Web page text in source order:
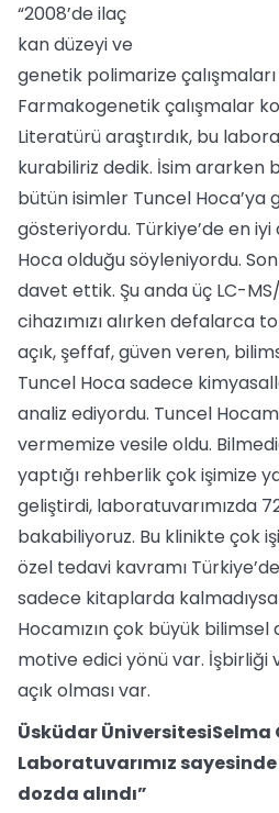
“2008’de ilaç
kan düzeyi ve
genetik polimarize çalışmaları
Farmakogenetik çalışmalar
Literatürü araştırdık, bu
kurabiliriz dedik. İsim ararken
bütün isimler Tuncel Hoca’ya
gösteriyordu. Türkiye’de en
Hoca olduğu söyleniyordu.
davet ettik. Şu anda üç LC-
cihazımızı alırken defalarca
açık, şeffaf, güven veren,
Tuncel Hoca sadece
analiz ediyordu. Tuncel
vermemize vesile oldu.
yaptığı rehberlik çok işimize
geliştirdi, laboratuvarımızda
bakabiliyoruz. Bu klinikte çok
özel tedavi kavramı
sadece kitaplarda
Hocamızın çok büyük
motive edici yönü var. İşbirliği
açık olması var.
Üsküdar ÜniversitesiSelma
Laboratuvarımız
dozda alındı”